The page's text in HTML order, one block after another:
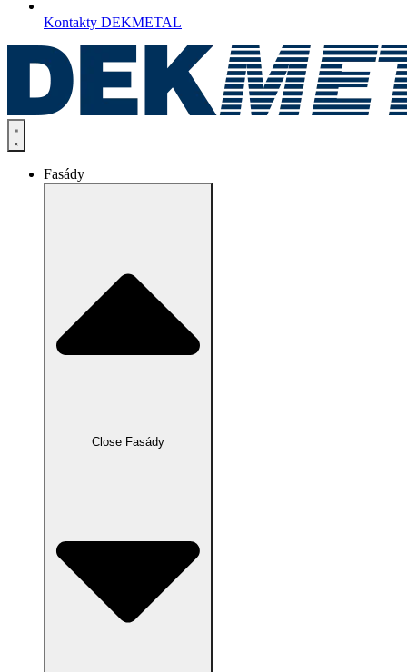
Kontakty DEKMETAL
Fasády
Close Fasády